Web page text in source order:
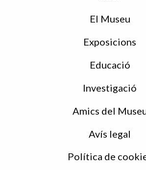
El Museu
Exposicions
Educació
Investigació
Amics del
Avís legal
Política de